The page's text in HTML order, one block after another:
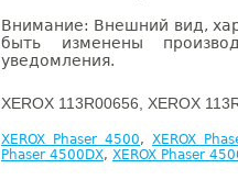
Внимание: Внешний вид,
быть изменены
уведомления.
XEROX 113R00656, XEROX
XEROX Phaser 4500, XEROX
Phaser 4500DX, XEROX Phaser